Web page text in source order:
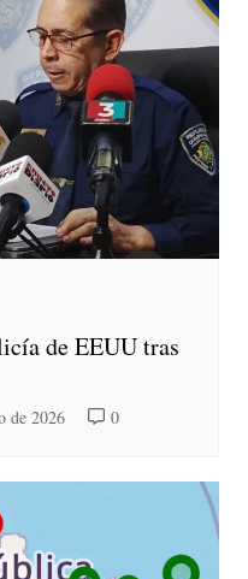
de EEUU tras
de 2026 0